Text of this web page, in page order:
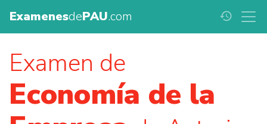
ExamenesdePAU.com history
Examen de
Economía de la